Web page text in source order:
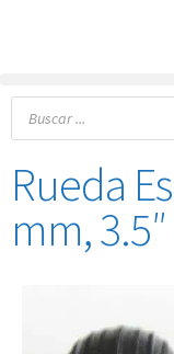
Rueda
mm,